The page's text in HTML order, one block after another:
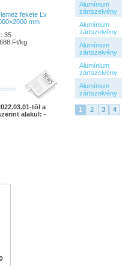
fekete Lv
mm
35
Ft/kg
tõl a
alakul: -
Alumínium
zártszelvény
Alumínium
zártszelvény
Alumínium
zártszelvény
Alumínium
zártszelvény
Alumínium
zártszelvény
1 2 3 4